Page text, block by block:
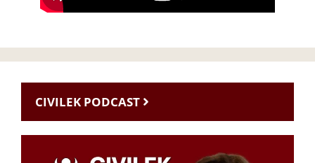
CIVILEK PODCAST